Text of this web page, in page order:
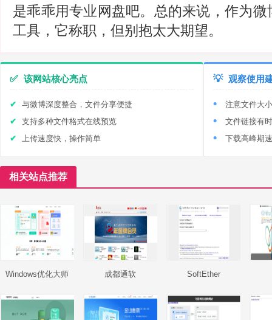
是乖乖用专业网盘吧。总的来说，作为
工具，它称职，但别抱太大期望。
✅ 该网站核心亮点
与微博深度整合，文件分享便捷
支持多种文件格式在线预览
上传速度快，操作简单
💡 观察使用
注意文件大
文件链接有
下载高峰期
相关站点推荐
Windows优化大师 成都通软 SoftEther